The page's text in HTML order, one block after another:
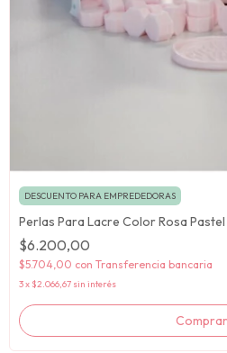
DESCUENTO PARA EMPREDEDORAS
Perlas Para Lacre Color Rosa
$6.200,00
$5.704,00 con Transferencia bancaria
3x $2.066,67 sin interés